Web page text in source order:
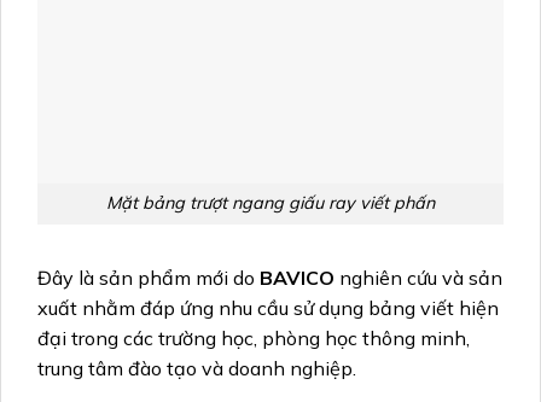
Mặt bảng trượt ngang giấu ray viết phấn
Đây là sản phẩm mới do BAVICO nghiên cứu và sản
xuất nhằm đáp ứng nhu cầu sử dụng bảng viết hiện
đại trong các trường học, phòng học thông minh,
trung tâm đào tạo và doanh nghiệp.